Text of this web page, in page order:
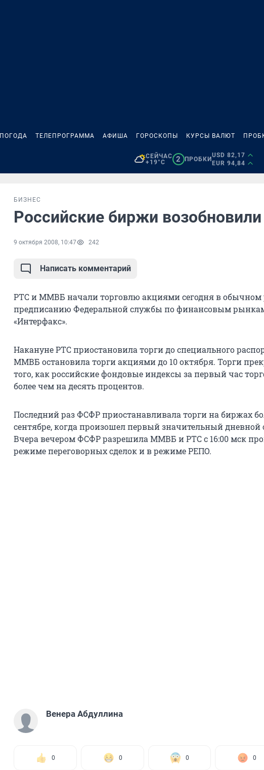
ПОГОДА ТЕЛЕПРОГРАММА АФИША ГОРОСКОПЫ КУРСЫ ВАЛЮТ
СЕЙЧАС
+19°C
2 ПРОБКИ
USD 82,17
EUR 94,84
БИЗНЕС
Российские биржи возобновили
9 октября 2008, 10:47 242
Написать комментарий
РТС и ММВБ начали торговлю акциями сегодня в
предписанию Федеральной службы по финансовым
«Интерфакс».
Накануне РТС приостановила торги до специального
ММВБ остановила торги акциями до 10 октября. Торги
того, как российские фондовые индексы за первый час
более чем на десять процентов.
Последний раз ФСФР приостанавливала торги на биржах
сентябре, когда произошел первый значительный
Вчера вечером ФСФР разрешила ММВБ и РТС с 16:00 мск
режиме переговорных сделок и в режиме РЕПО.
Венера Абдуллина
0 0 0 0